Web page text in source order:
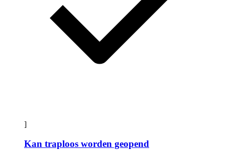
]
Kan traploos worden geopend